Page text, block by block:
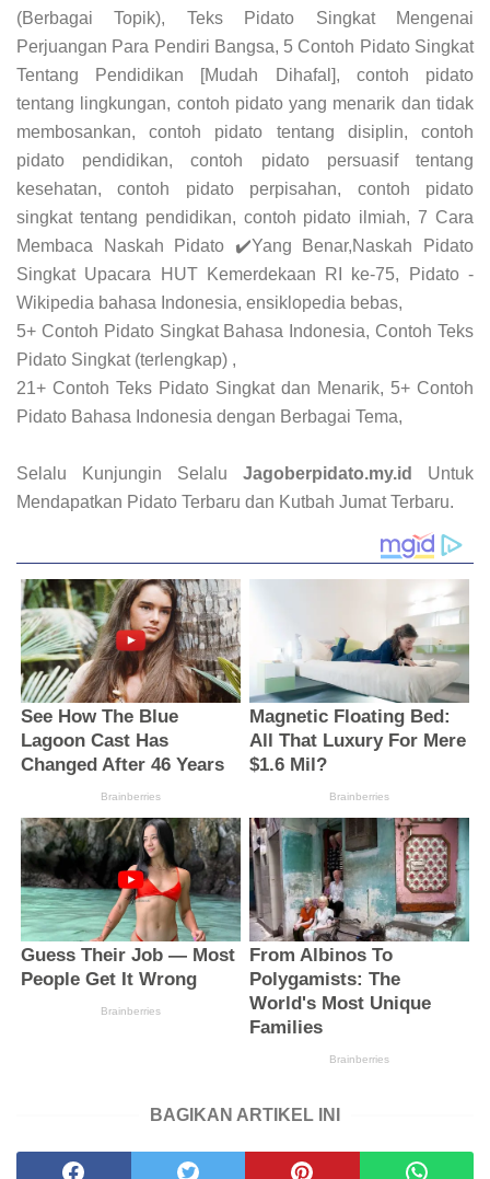
(Berbagai Topik), Teks Pidato Singkat Mengenai
Perjuangan Para Pendiri Bangsa, 5 Contoh Pidato Singkat
Tentang Pendidikan [Mudah Dihafal], contoh pidato
tentang lingkungan, contoh pidato yang menarik dan tidak
membosankan, contoh pidato tentang disiplin, contoh
pidato pendidikan, contoh pidato persuasif tentang
kesehatan, contoh pidato perpisahan, contoh pidato
singkat tentang pendidikan, contoh pidato ilmiah, 7 Cara
Membaca Naskah Pidato ✔️Yang Benar,Naskah Pidato
Singkat Upacara HUT Kemerdekaan RI ke-75, Pidato -
Wikipedia bahasa Indonesia, ensiklopedia bebas,
5+ Contoh Pidato Singkat Bahasa Indonesia, Contoh Teks
Pidato Singkat (terlengkap) ,
21+ Contoh Teks Pidato Singkat dan Menarik, 5+ Contoh
Pidato Bahasa Indonesia dengan Berbagai Tema,
Selalu Kunjungin Selalu Jagoberpidato.my.id
Untuk
Mendapatkan Pidato Terbaru dan Kutbah Jumat Terbaru.
BAGIKAN ARTIKEL INI